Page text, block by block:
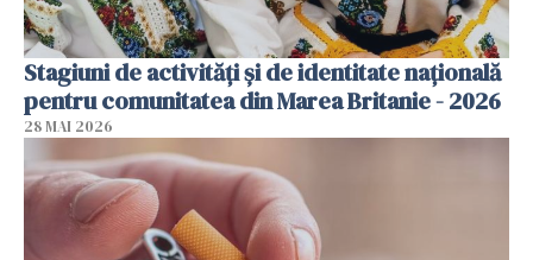
Stagiuni de activități și de identitate națională
pentru comunitatea din Marea Britanie - 2026
28 MAI 2026